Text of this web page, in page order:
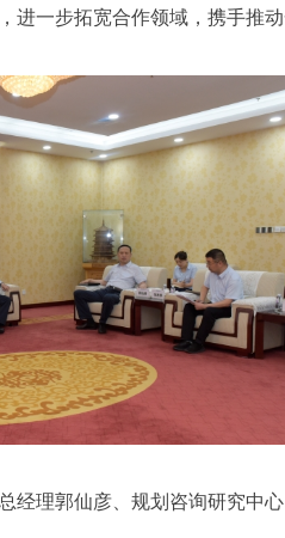
一步拓宽合作领域，携手推
理郭仙彦、规划咨询研究中